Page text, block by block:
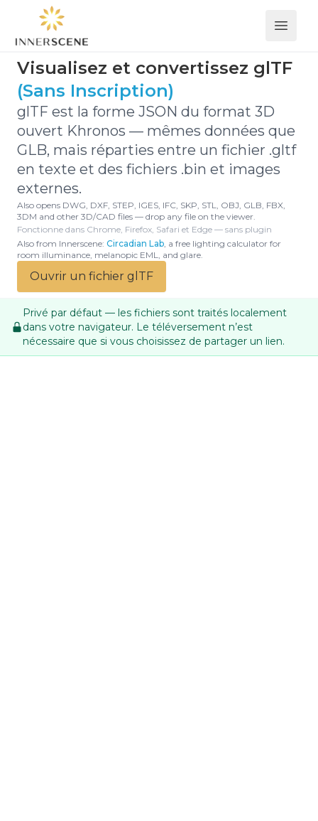
Open
Visualisez et convertissez glTF
(Sans Inscription)
glTF est la forme JSON du format 3D
ouvert Khronos — mêmes données que
GLB, mais réparties entre un fichier .gltf
en texte et des fichiers .bin et images
externes.
Also opens DWG, DXF, STEP, IGES, IFC, SKP, STL, OBJ, GLB, FBX,
3DM and other 3D/CAD files — drop any file on the viewer.
Fonctionne dans Chrome, Firefox, Safari et Edge — sans plugin
Also from Innerscene: Circadian Lab, a free lighting calculator for
room illuminance, melanopic EML, and glare.
Ouvrir un fichier glTF
Privé par défaut — les fichiers sont traités localement
dans votre navigateur. Le téléversement n’est
nécessaire que si vous choisissez de partager un lien.